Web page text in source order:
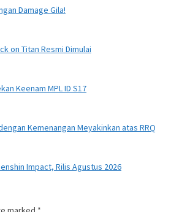
Damage Gila!
on Titan Resmi Dimulai
Keenam MPL ID S17
Kemenangan Meyakinkan atas RRQ
Impact, Rilis Agustus 2026